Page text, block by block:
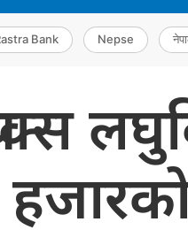
Bank Nepse